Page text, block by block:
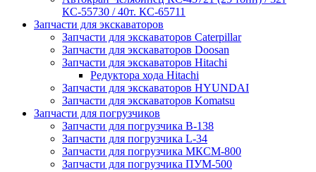
КС-55730 / 40т. КС-65711
Запчасти для экскаваторов
Запчасти для экскаваторов Caterpillar
Запчасти для экскаваторов Doosan
Запчасти для экскаваторов Hitachi
Редуктора хода Hitachi
Запчасти для экскаваторов HYUNDAI
Запчасти для экскаваторов Komatsu
Запчасти для погрузчиков
Запчасти для погрузчика B-138
Запчасти для погрузчика L-34
Запчасти для погрузчика МКСМ-800
Запчасти для погрузчика ПУМ-500